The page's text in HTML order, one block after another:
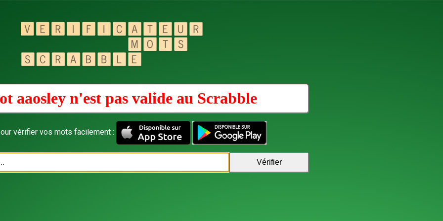
aaosley n'est pas valide au Scrabble
vérifier vos mots facilement :